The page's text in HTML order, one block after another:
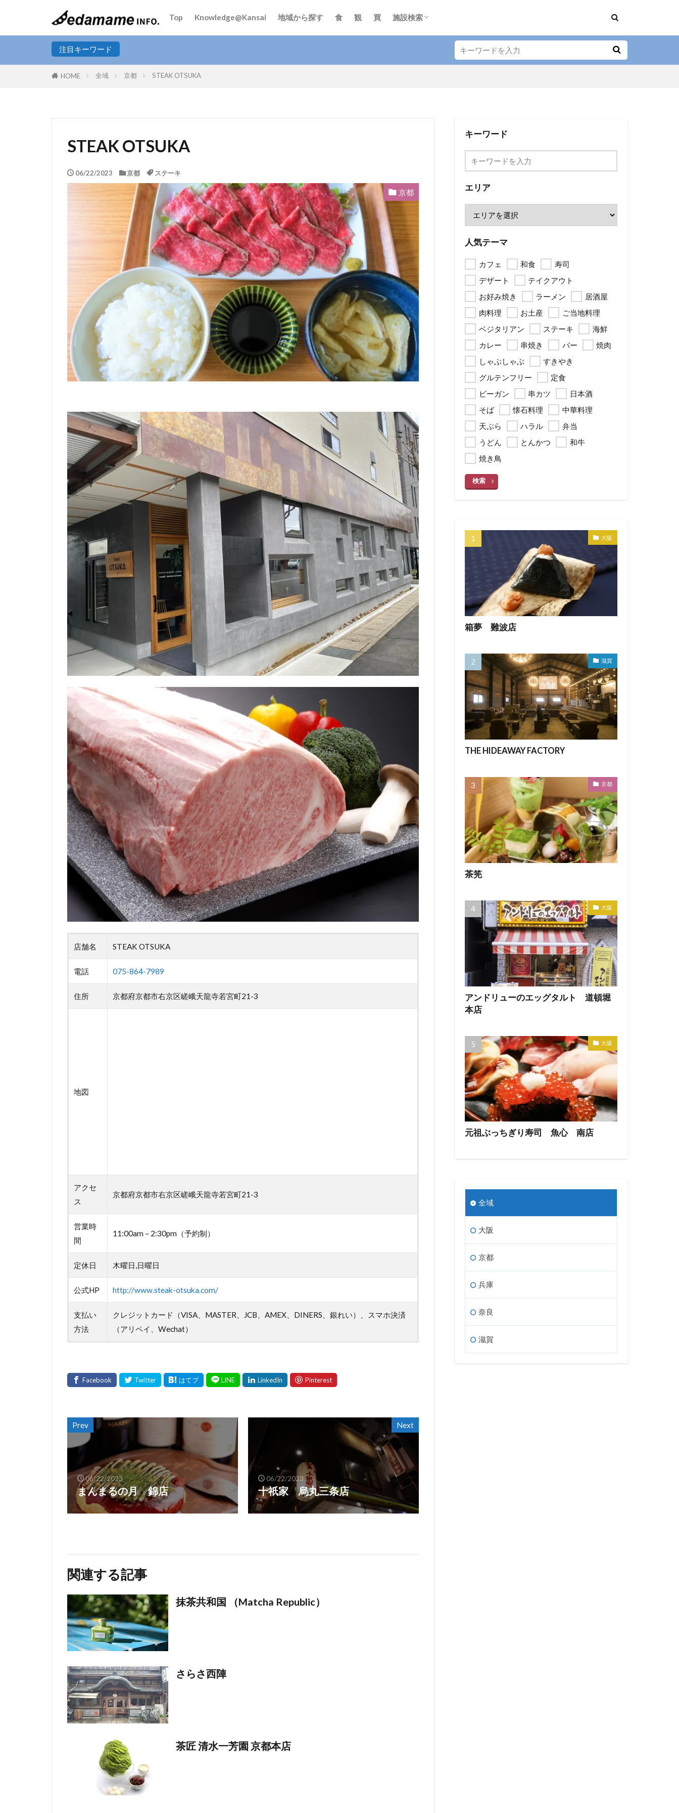
Top Knowledge@Kansai 地域から探す 食 観 買 施設検索
注目キーワード
HOME 全域 京都 STEAK OTSUKA
STEAK OTSUKA
06/22/2023 京都 ステーキ
京都
店舗名 STEAK OTSUKA
電話 075-864-7989
住所 京都府京都市右京区嵯峨天龍寺若宮町21-3
地図
アクセ
ス
京都府京都市右京区嵯峨天龍寺若宮町21-3
営業時
間
11:00am – 2:30pm（予約制）
定休日 木曜日,日曜日
公式HP http://www.steak-otsuka.com/
支払い
方法
クレジットカード（VISA、MASTER、JCB、AMEX、DINERS、銀れい）、スマホ決済
（アリペイ、Wechat）
Prev
06/22/2023
まんまるの月 錦店
Next
06/22/2023
十祇家 烏丸三条店
関連する記事
抹茶共和国 （Matcha Republic）
さらさ西陣
茶匠 清水一芳園 京都本店
キーワード
エリア
人気テーマ
カフェ 和食
寿司
デザート
テイクアウト
お好み焼き
ラーメン
居酒屋
肉料理
お土産
ご当地料理
ベジタリアン
ステーキ
海鮮
カレー
串焼き バー
焼肉
しゃぶしゃぶ
すきやき
グルテンフリー
定食
ビーガン
串カツ
日本酒
そば
懐石料理
中華料理
天ぷら
ハラル
弁当
うどん
とんかつ
和牛
焼き鳥
検索
大阪
箱夢 難波店
滋賀
THE HIDEAWAY FACTORY
京都
茶筅
大阪
アンドリューのエッグタルト 道頓堀
本店
大阪
元祖ぶっちぎり寿司 魚心 南店
全域
大阪
京都
兵庫
奈良
滋賀
カフェ 和食 寿司 デザート テイクアウト お好み焼き
串焼き
バー
ビーガン
串カツ
とんかつ
和牛 焼き鳥
検索